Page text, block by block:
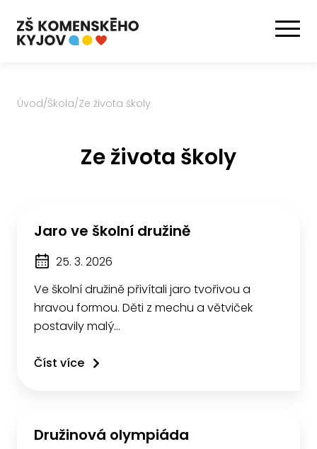
Úvod/Škola/Ze života školy
Ze života školy
Jaro ve školní družině
25. 3. 2026
Ve školní družině přivítali jaro tvořivou a
hravou formou. Děti z mechu a větviček
postavily malý…
Číst více
Družinová olympiáda